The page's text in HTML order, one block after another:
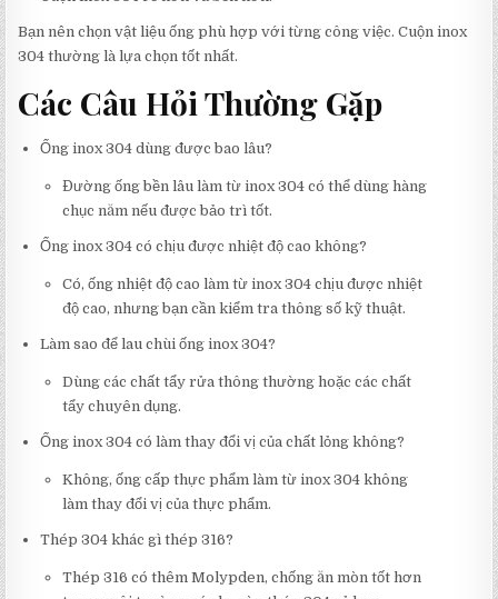
Bạn nên chọn vật liệu ống phù hợp với từng công việc. Cuộn inox
304 thường là lựa chọn tốt nhất.
Các Câu Hỏi Thường Gặp
Ống inox 304 dùng được bao lâu?
Đường ống bền lâu làm từ inox 304 có thể dùng hàng
chục năm nếu được bảo trì tốt.
Ống inox 304 có chịu được nhiệt độ cao không?
Có, ống nhiệt độ cao làm từ inox 304 chịu được nhiệt
độ cao, nhưng bạn cần kiểm tra thông số kỹ thuật.
Làm sao để lau chùi ống inox 304?
Dùng các chất tẩy rửa thông thường hoặc các chất
tẩy chuyên dụng.
Ống inox 304 có làm thay đổi vị của chất lỏng không?
Không, ống cấp thực phẩm làm từ inox 304 không
làm thay đổi vị của thực phẩm.
Thép 304 khác gì thép 316?
Thép 316 có thêm Molypden, chống ăn mòn tốt hơn